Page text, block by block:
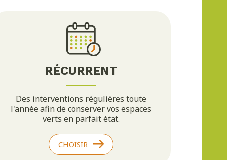
RÉCURRENT
Des interventions régulières toute
l'année afin de conserver vos espaces
verts en parfait état.
CHOISIR